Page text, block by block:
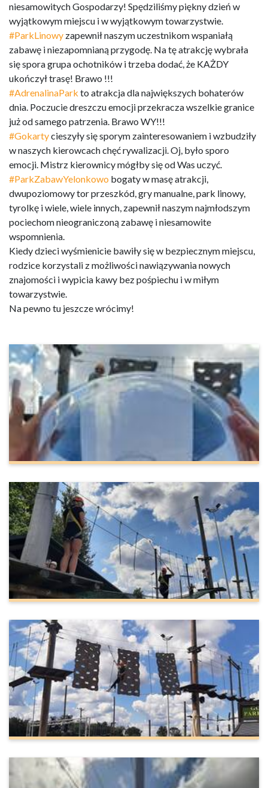
niesamowitych Gospodarzy! Spędziliśmy piękny dzień w
wyjątkowym miejscu i w wyjątkowym towarzystwie.
#ParkLinowy zapewnił naszym uczestnikom wspaniałą
zabawę i niezapomnianą przygodę. Na tę atrakcję wybrała
się spora grupa ochotników i trzeba dodać, że KAŻDY
ukończył trasę! Brawo !!!
#AdrenalinaPark to atrakcja dla największych bohaterów
dnia. Poczucie dreszczu emocji przekracza wszelkie granice
już od samego patrzenia. Brawo WY!!!
#Gokartycieszyły się sporym zainteresowaniem i wzbudziły
w naszych kierowcach chęć rywalizacji. Oj, było sporo
emocji. Mistrz kierownicy mógłby się od Was uczyć.
#ParkZabawYelonkowo bogaty w masę atrakcji,
dwupoziomowy tor przeszkód, gry manualne, park linowy,
tyrolkę i wiele, wiele innych, zapewnił naszym najmłodszym
pociechom nieograniczoną zabawę i niesamowite
wspomnienia.
Kiedy dzieci wyśmienicie bawiły się w bezpiecznym miejscu,
rodzice korzystali z możliwości nawiązywania nowych
znajomości i wypicia kawy bez pośpiechu i w miłym
towarzystwie.
Na pewno tu jeszcze wrócimy!